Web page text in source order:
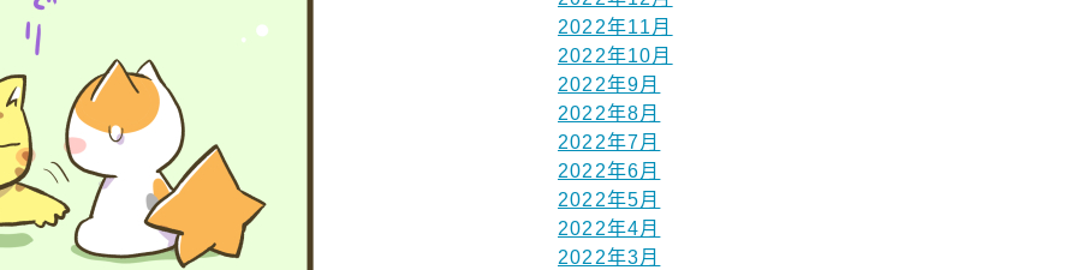
2022年11月
2022年10月
2022年9月
2022年8月
2022年7月
2022年6月
2022年5月
2022年4月
2022年3月